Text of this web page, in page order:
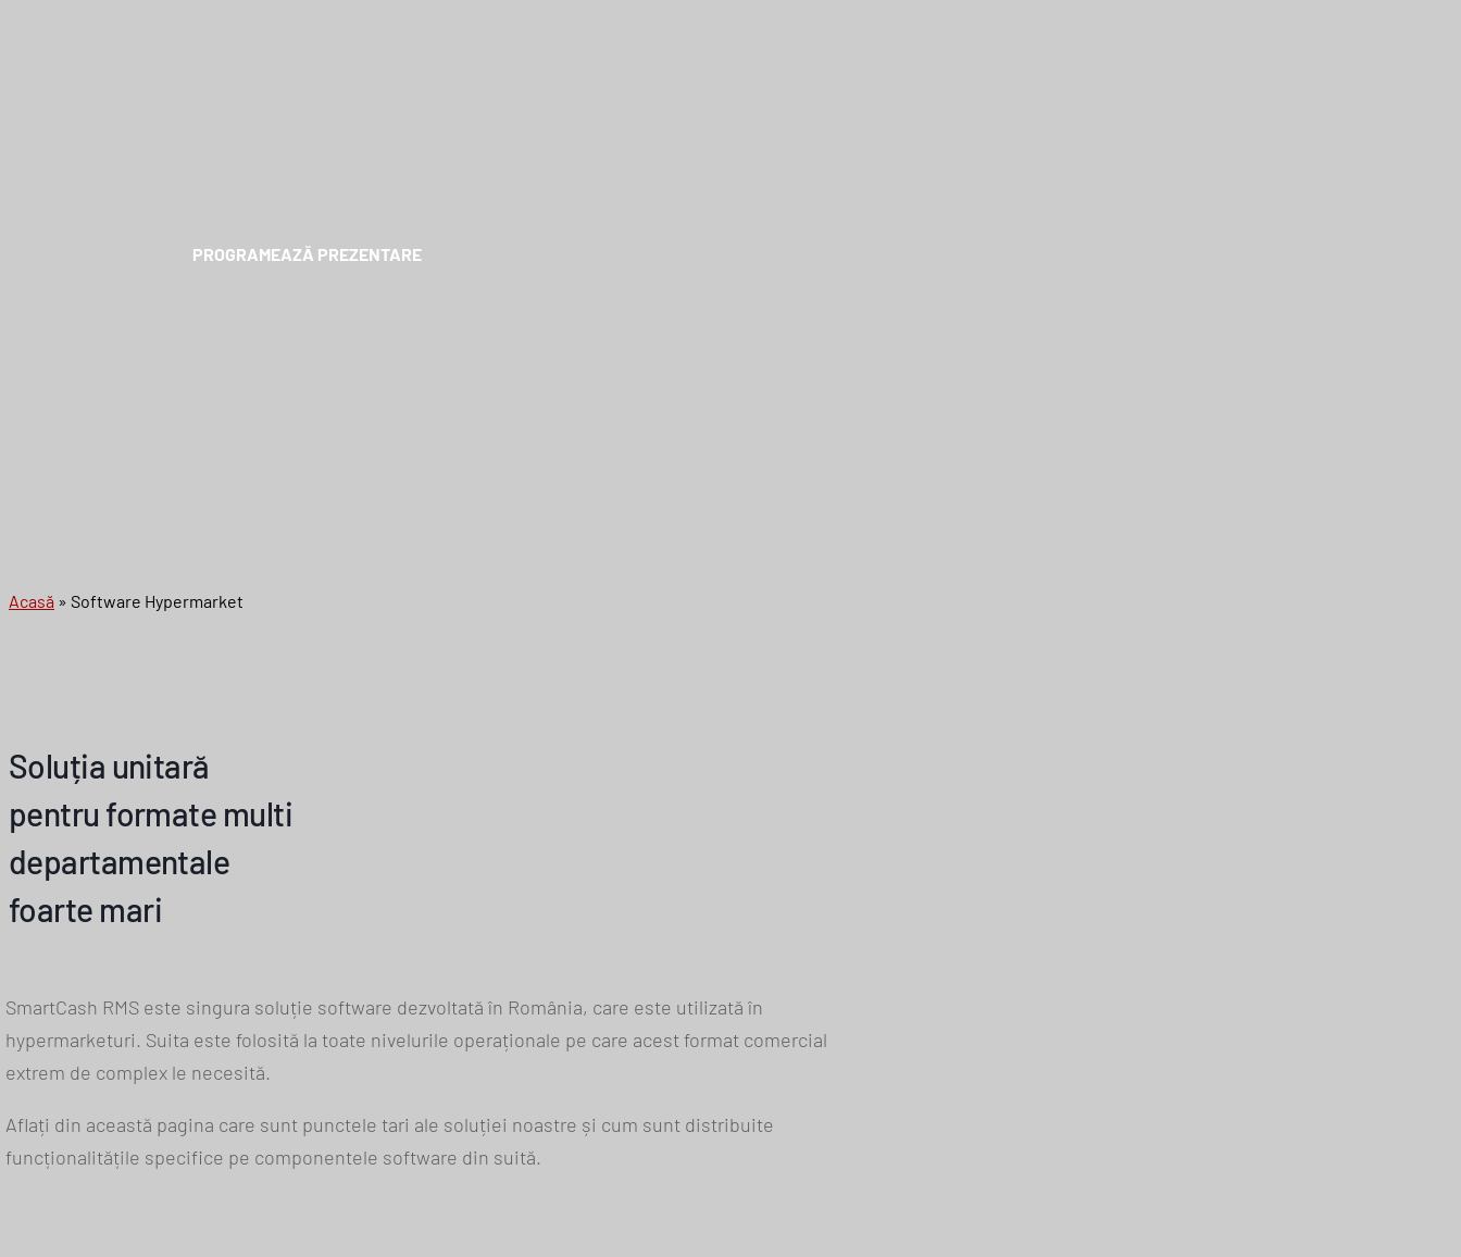
PROGRAMEAZĂ PREZENTARE
Acasă » Software Hypermarket
Soluția unitară
pentru formate multi
departamentale
foarte mari
SmartCash RMS este singura soluție software dezvoltată în România, care este utilizată în
hypermarketuri. Suita este folosită la toate nivelurile operaționale pe care acest format comercial
extrem de complex le necesită.
Aflați din această pagina care sunt punctele tari ale soluției noastre și cum sunt distribuite
funcționalitățile specifice pe componentele software din suită.